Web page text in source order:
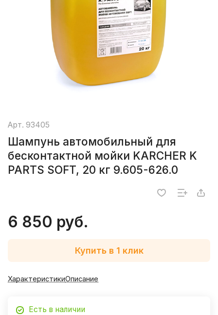
Арт. 93405
Шампунь автомобильный для
бесконтактной мойки KARCHER K
PARTS SOFT, 20 кг 9.605-626.0
6 850 руб.
Купить в 1 клик
ХарактеристикиОписание
Есть в наличии